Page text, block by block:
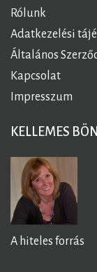
Rólunk
Adatkezelési
Általános
Kapcsolat
Impresszum
KELLEMES
A hiteles forrás